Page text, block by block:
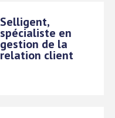
Selligent,
spécialiste en
gestion de la
relation client